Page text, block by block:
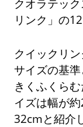
クオラテッ
リンク」の
クイックリ
サイズの基
きくふくら
イズは幅が
32cmと紹介